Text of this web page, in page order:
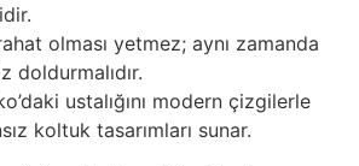
olması yetmez; aynı zamanda
doldurmalıdır.
ustalığını modern çizgilerle
koltuk tasarımları sunar.